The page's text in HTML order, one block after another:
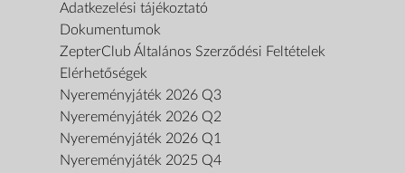
Adatkezelési tájékoztató
Dokumentumok
ZepterClub Általános Szerződési Feltételek
Elérhetőségek
Nyereményjáték 2026 Q3
Nyereményjáték 2026 Q2
Nyereményjáték 2026 Q1
Nyereményjáték 2025 Q4